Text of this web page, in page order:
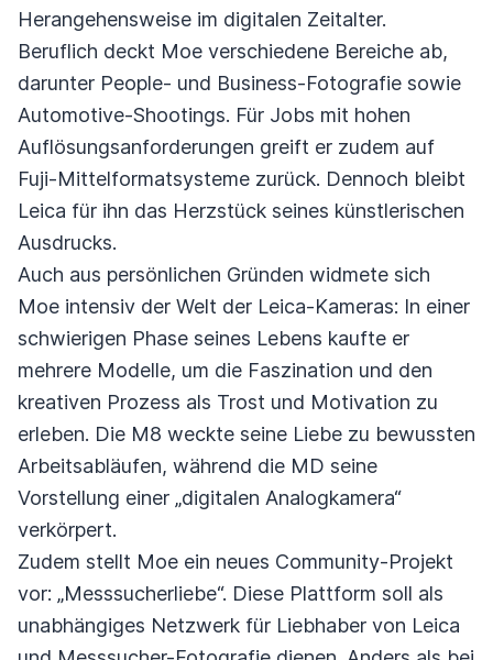
Herangehensweise im digitalen Zeitalter.
Beruflich deckt Moe verschiedene Bereiche ab,
darunter People- und Business-Fotografie sowie
Automotive-Shootings. Für Jobs mit hohen
Auflösungsanforderungen greift er zudem auf
Fuji-Mittelformatsysteme zurück. Dennoch bleibt
Leica für ihn das Herzstück seines künstlerischen
Ausdrucks.
Auch aus persönlichen Gründen widmete sich
Moe intensiv der Welt der Leica-Kameras: In einer
schwierigen Phase seines Lebens kaufte er
mehrere Modelle, um die Faszination und den
kreativen Prozess als Trost und Motivation zu
erleben. Die M8 weckte seine Liebe zu bewussten
Arbeitsabläufen, während die MD seine
Vorstellung einer „digitalen Analogkamera“
verkörpert.
Zudem stellt Moe ein neues Community-Projekt
vor: „Messsucherliebe“. Diese Plattform soll als
unabhängiges Netzwerk für Liebhaber von Leica